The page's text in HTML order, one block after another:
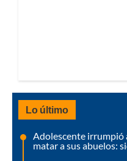
Lo último
Adolescente irrumpió
matar a sus abuelos: